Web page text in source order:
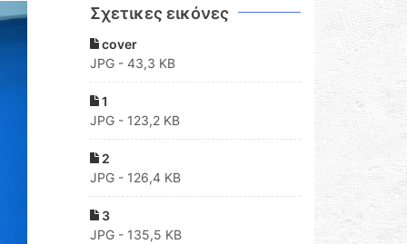
Σχετικες εικόνες
cover
JPG - 43,3 KB
1
JPG - 123,2 KB
2
JPG - 126,4 KB
3
JPG - 135,5 KB